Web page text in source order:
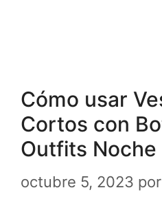
Cómo usar
Cortos con
Outfits Noche
octubre 5, 2023 por